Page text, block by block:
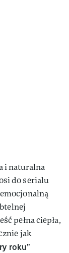
i naturalna
do serialu
pełna ciepła,
jak
roku”